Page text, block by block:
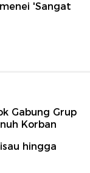
'Sangat
Gabung Grup
Korban
hingga